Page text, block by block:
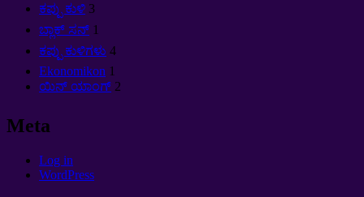
ಕಪ್ಪು ಕುಳಿ 3
ಬ್ಲಾಕ್ ಸನ್ 1
ಕಪ್ಪು ಕುಳಿಗಳು 4
Ekonomikon 1
ಯಿನ್ ಯಾಂಗ್ 2
Meta
Log in
WordPress